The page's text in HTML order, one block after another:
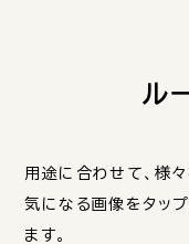
ル
用途に合わせて、様
気になる画像をタッ
ます。